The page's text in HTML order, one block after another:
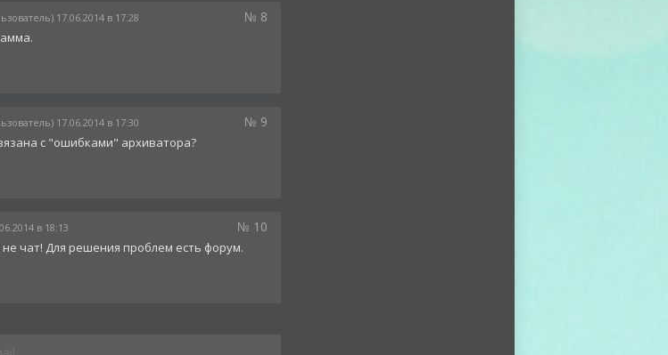
17.06.2014 в 17:28 № 8
17.06.2014 в 17:30 № 9
с "ошибками" архиватора?
в 18:13 № 10
чат! Для решения проблем есть форум.